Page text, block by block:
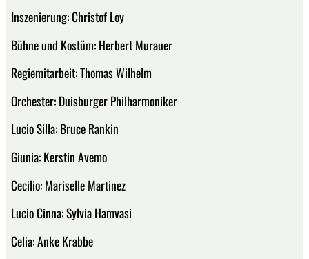
Inszenierung: Christof Loy
Bühne und Kostüm: Herbert Murauer
Regiemitarbeit: Thomas Wilhelm
Orchester: Duisburger Philharmoniker
Lucio Silla: Bruce Rankin
Giunia: Kerstin Avemo
Cecilio: Mariselle Martinez
Lucio Cinna: Sylvia Hamvasi
Celia: Anke Krabbe